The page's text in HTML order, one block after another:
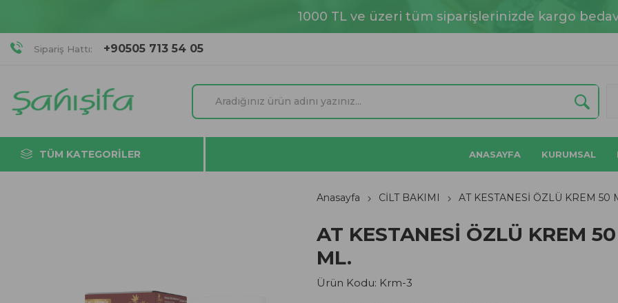
1000 TL ve üzeri tüm siparişlerinizde kargo
Sipariş Hattı: +90505 713 54 05
TÜM KATEGORILER ANASAYFA KURUMSAL
Anasayfa CİLT BAKIMI AT KESTANESİ ÖZLÜ KREM 50
AT KESTANESİ ÖZLÜ KREM 50
ML.
Ürün Kodu: Krm-3